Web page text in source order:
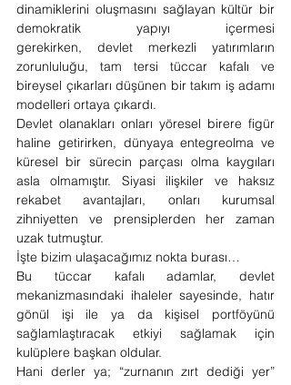
dinamiklerini oluşmasını sağlayan kültür bir
demokratik yapıyı içermesi
gerekirken, devlet merkezli yatırımların
zorunluluğu, tam tersi tüccar kafalı ve
bireysel çıkarları düşünen bir takım iş adamı
modelleri ortaya çıkardı.
Devlet olanakları onları yöresel birere figür
haline getirirken, dünyaya entegreolma ve
küresel bir sürecin parçası olma kaygıları
asla olmamıştır. Siyasi ilişkiler ve haksız
rekabet avantajları, onları kurumsal
zihniyetten ve prensiplerden her zaman
uzak tutmuştur.
İşte bizim ulaşacağımız nokta burası…
Bu tüccar kafalı adamlar, devlet
mekanizmasındaki ihaleler sayesinde, hatır
gönül işi ile ya da kişisel portföyünü
sağlamlaştıracak etkiyi sağlamak için
kulüplere başkan oldular.
Hani derler ya; “zurnanın zırt dediği yer”